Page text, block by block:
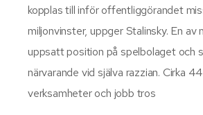
kopplas till inför offentliggörandet
miljonvinster, uppger Stalinsky. En av
uppsatt position på spelbolaget och
närvarande vid själva razzian. Cirka
verksamheter och jobb tros